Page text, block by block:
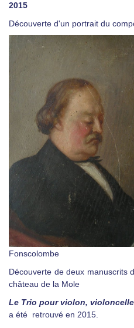
2015
Découverte d'un portrait du
Fonscolombe
Découverte de deux manuscrits
château de la Mole
Le Trio pour violon, violonce
a été retrouvé en 2015.